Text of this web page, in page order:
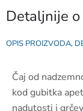
Detaljnije
OPIS PROIZVODA,
Čaj od
kod gubitka
nadutosti i